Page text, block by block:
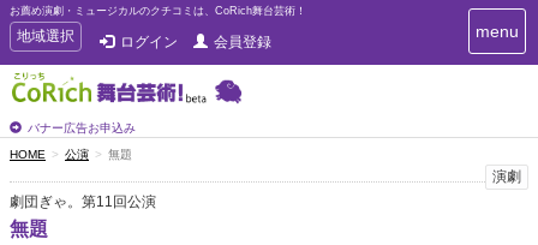
お薦め演劇・ミュージカルのクチコミは、CoRich舞台芸術！
T
o
g
g
e
n
a
v
i
g
地域選択 ログイン 会員登録
バナー広告お申込み
T
o
menu
HOME 公演 無題
演劇
劇団ぎゃ。第11回公演
無題